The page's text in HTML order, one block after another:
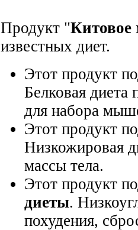
Продукт "Китовое
известных диет.
Этот продукт
Белковая диета
для набора
Этот продукт
Низкожировая
массы тела.
Этот продукт
диеты.
похудения,